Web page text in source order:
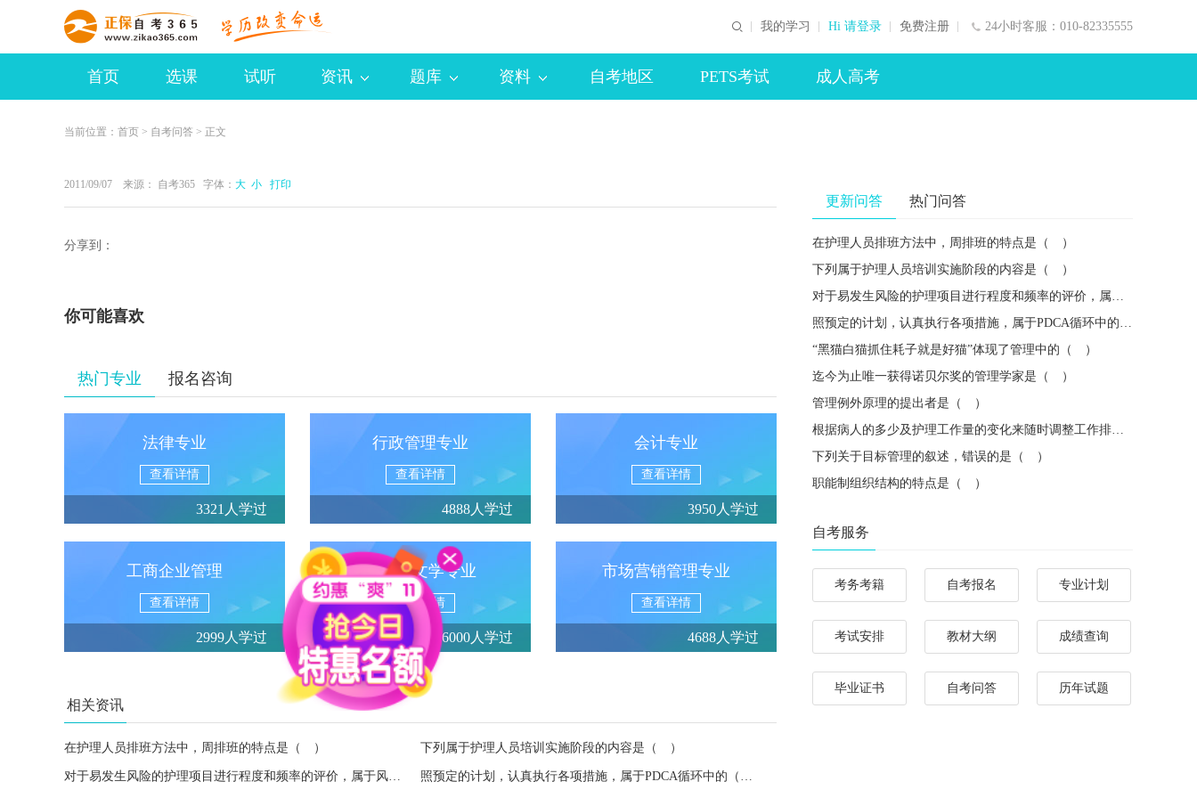
24小时客服：010-82335555
我的学习 Hi 请登录 免费注册
首页 选课 试听 资讯 题库 资料 自考地区 PETS考试 成人高考
当前位置： 首页 > 自考问答 > 正文
2011/09/07 来源： 自考365 字体： 大 小 打印
分享到：
你可能喜欢
热门专业 报名咨询
法律专业
查看详情
3321人学过
行政管理专业
查看详情
4888人学过
会计专业
查看详情
3950人学过
工商企业管理
查看详情
2999人学过
汉语言文学专业
查看详情
6000人学过
市场营销管理专业
查看详情
4688人学过
相关资讯
在护理人员排班方法中，周排班的特点是（ ） 下列属于护理人员培训实施阶段的内容是（ ）
对于易发生风险的护理项目进行程度和频率的评价，属于风险管理的（ ） 照预定的计划，认真执行各项措施，属于PDCA循环中的（ ）
更新问答 热门问答
在护理人员排班方法中，周排班的特点是（ ）
下列属于护理人员培训实施阶段的内容是（ ）
对于易发生风险的护理项目进行程度和频率的评价，属于风险管理的（ ）
照预定的计划，认真执行各项措施，属于PDCA循环中的（ ）
“黑猫白猫抓住耗子就是好猫”体现了管理中的（ ）
迄今为止唯一获得诺贝尔奖的管理学家是（ ）
管理例外原理的提出者是（ ）
根据病人的多少及护理工作量的变化来随时调整工作排班，体现了管理中的（ ）
下列关于目标管理的叙述，错误的是（ ）
职能制组织结构的特点是（ ）
自考服务
考务考籍 自考报名 专业计划
考试安排 教材大纲 成绩查询
毕业证书 自考问答 历年试题